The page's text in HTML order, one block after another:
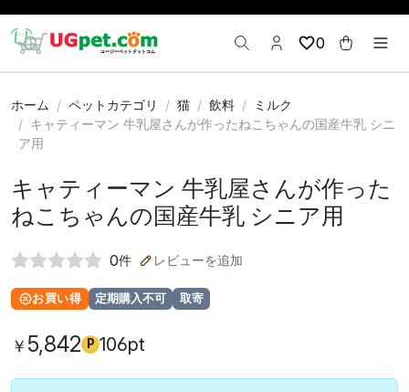
0
ホーム ペットカテゴリ 猫 飲料
ミルク
キャティーマン 牛乳屋さんが作ったねこちゃんの国産牛乳 シニ
ア用
キャティーマン 牛乳屋さんが作った
ねこちゃんの国産牛乳 シニア用
0件 レビューを追加
お買い得 定期購入不可 取寄
￥ 5,842 P 106pt